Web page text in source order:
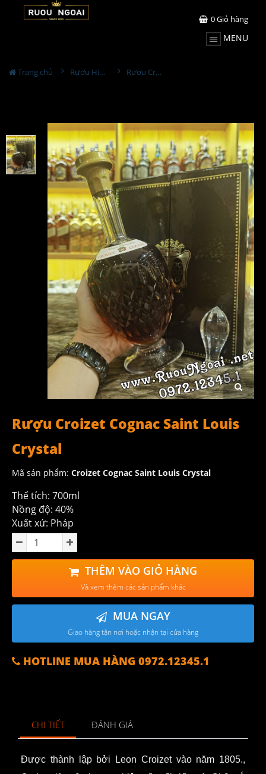
0Giỏ hàng
MENU
Trang chủ Rượu Hiếm - Cũ Rượu Croizet Cognac Saint Louis Crystal
Rượu Croizet Cognac Saint Louis
Crystal
Mã sản phẩm: Croizet Cognac Saint Louis Crystal
Thể tích: 700ml
Nồng độ: 40%
Xuất xứ: Pháp
THÊM VÀO GIỎ HÀNG
Và xem thêm các sản phẩm khác
MUA NGAY
Giao hàng tận nơi hoặc nhận tại cửa hàng
HOTLINE MUA HÀNG 0972.12345.1
CHI TIẾT ĐÁNH GIÁ
Được thành lập bởi Leon Croizet vào năm 1805.,